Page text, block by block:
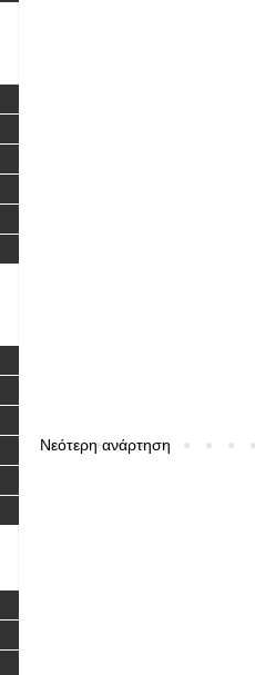
Νεότερη ανάρτηση